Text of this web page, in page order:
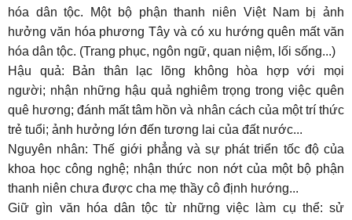
hóa dân tộc. Một bộ phận thanh niên Việt Nam bị ảnh
hưởng văn hóa phương Tây và có xu hướng quên mất văn
hóa dân tộc. (Trang phục, ngôn ngữ, quan niệm, lối sống...)
Hậu quả: Bản thân lạc lõng không hòa hợp với mọi
người; nhận những hậu quả nghiêm trọng trong việc quên
quê hương; đánh mất tâm hồn và nhân cách của một trí thức
trẻ tuổi; ảnh hưởng lớn đến tương lai của đất nước...
Nguyên nhân: Thế giới phẳng và sự phát triển tốc độ của
khoa học công nghệ; nhận thức non nớt của một bộ phận
thanh niên chưa được cha mẹ thầy cô định hướng...
Giữ gìn văn hóa dân tộc từ những việc làm cụ thể: sử